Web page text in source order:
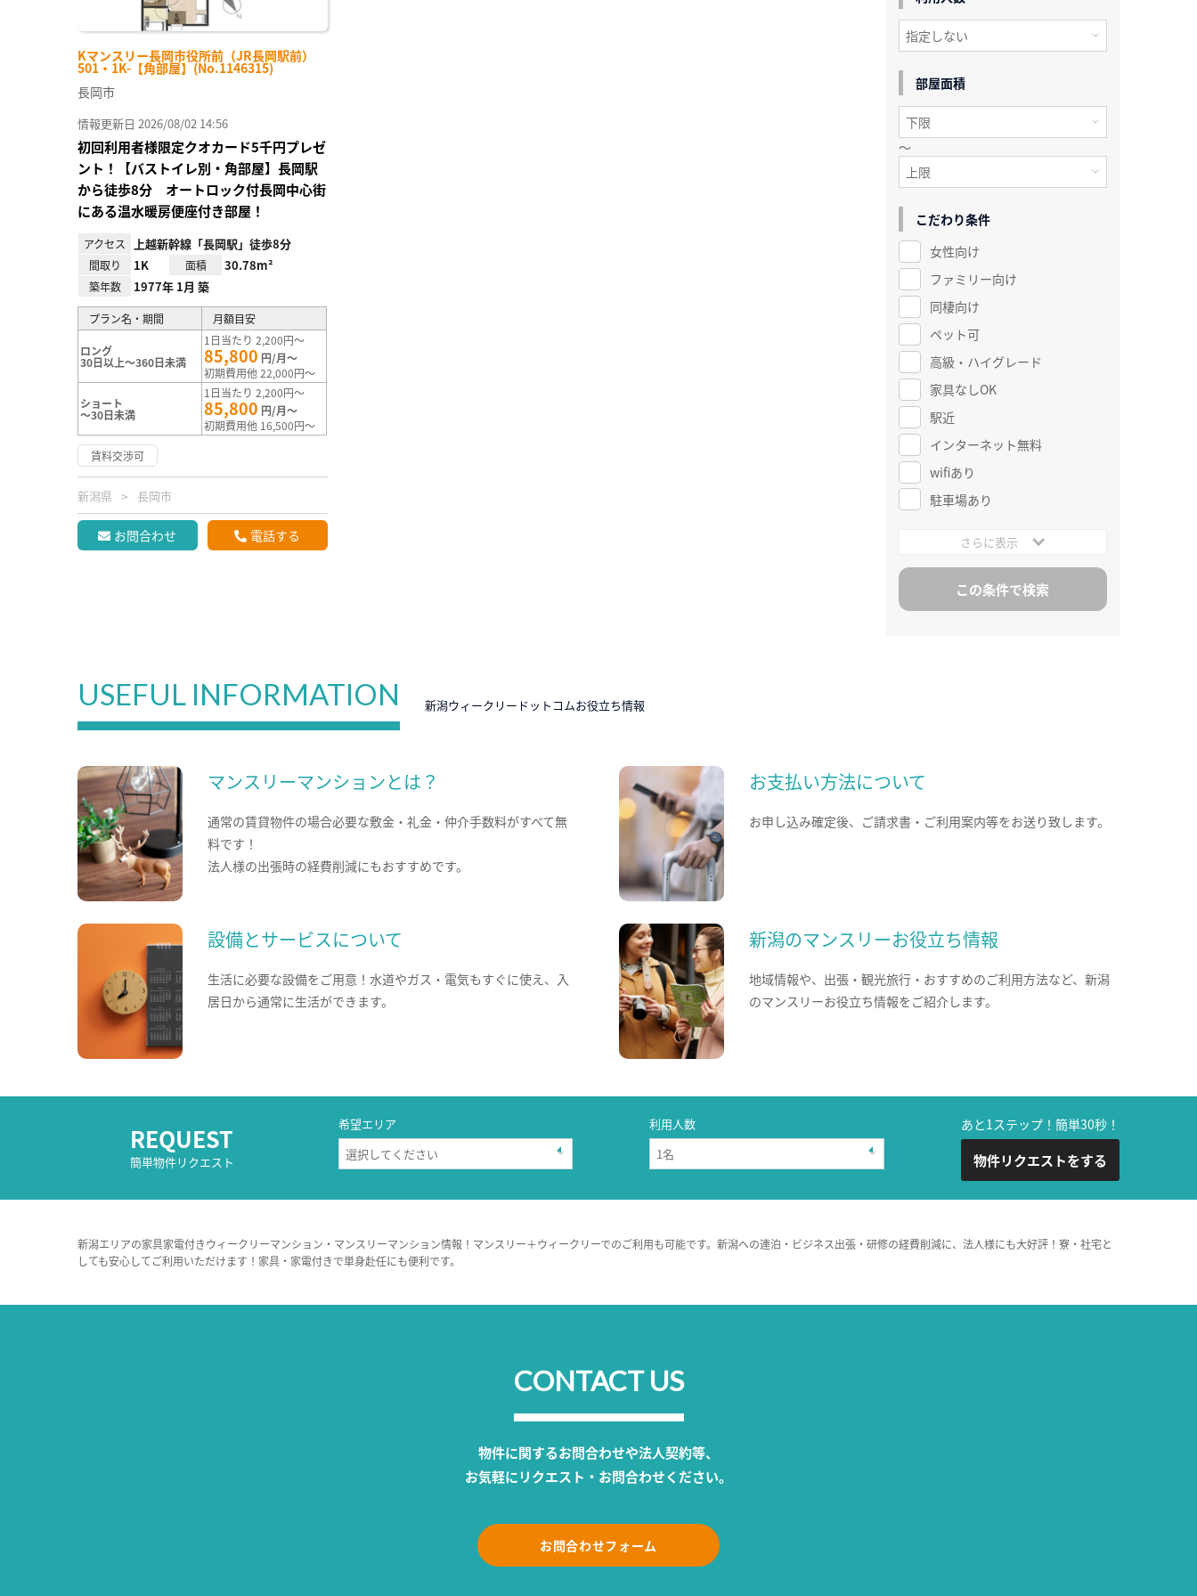
Kマンスリー長岡市役所前（JR長岡駅前）
501・1K-【角部屋】(No.1146315)
長岡市
情報更新日 2026/08/02 14:56
初回利用者様限定クオカード5千円プレゼ
ント！【バストイレ別・角部屋】長岡駅
から徒歩8分 オートロック付長岡中心街
にある温水暖房便座付き部屋！
アクセス 上越新幹線「長岡駅」徒歩8分
間取り 1K 面積 30.78m²
築年数 1977年 1月 築
プラン名・期間 月額目安
ロング
30日以上～360日未満
1日当たり 2,200円～
85,800 円/月～
初期費用他 22,000円～
ショート
～30日未満
1日当たり 2,200円～
85,800 円/月～
初期費用他 16,500円～
賃料交渉可
新潟県 長岡市
お問合わせ 電話する
部屋面積
～
こだわり条件
女性向け
ファミリー向け
同棲向け
ペット可
高級・ハイグレード
家具なしOK
駅近
インターネット無料
wifiあり
駐車場あり
さらに表示
USEFUL INFORMATION 新潟ウィークリードットコムお役立ち情報
マンスリーマンションとは？
通常の賃貸物件の場合必要な敷金・礼金・仲介手数料がすべて無
料です！
法人様の出張時の経費削減にもおすすめです。
お支払い方法について
お申し込み確定後、ご請求書・ご利用案内等をお送り致します。
設備とサービスについて
生活に必要な設備をご用意！水道やガス・電気もすぐに使え、入
居日から通常に生活ができます。
新潟のマンスリーお役立ち情報
地域情報や、出張・観光旅行・おすすめのご利用方法など、新潟
のマンスリーお役立ち情報をご紹介します。
REQUEST
簡単物件リクエスト
希望エリア 利用人数 あと1ステップ！簡単30秒！
物件リクエストをする
新潟エリアの家具家電付きウィークリーマンション・マンスリーマンション情報！マンスリー＋ウィークリーでのご利用も可能です。新潟への連泊・ビジネス出張・研修の経費削減に、法人様にも大好評！寮・社宅と
しても安心してご利用いただけます！家具・家電付きで単身赴任にも便利です。
CONTACT US
物件に関するお問合わせや法人契約等、
お気軽にリクエスト・お問合わせください。
お問合わせフォーム